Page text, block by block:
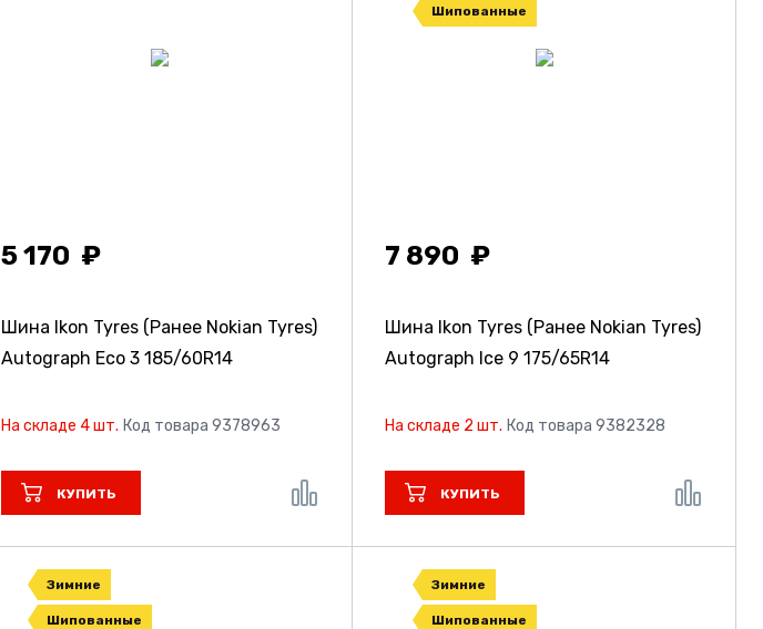
5 170
Шина Ikon Tyres (Ранее Nokian Tyres)
Autograph Eco 3 185/60R14
На складе 4 шт. Код товара 9378963
КУПИТЬ
Шипованные
7 890
Шина Ikon Tyres (Ранее Nokian Tyres)
Autograph Ice 9175/65R14
На складе 2 шт. Код товара 9382328
КУПИТЬ
Зимние
Шипованные
Зимние
Шипованные